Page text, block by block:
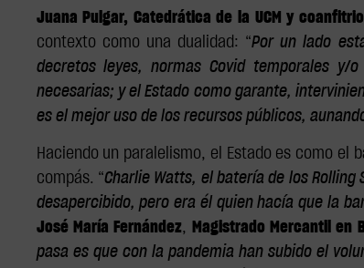
Juana Pulgar, Catedrática de la UCM y
contexto como una dualidad: “Por un lado
decretos leyes, normas Covid temporales y/
necesarias; y el Estado como garante,
es el mejor uso de los recursos públicos,
Haciendo un paralelismo, el Estado es como el
compás. “Charlie Watts, el batería de los
desapercibido, pero era él quien hacía que la
José María Fernández, Magistrado Mercantil en
pasa es que con la pandemia han subido el